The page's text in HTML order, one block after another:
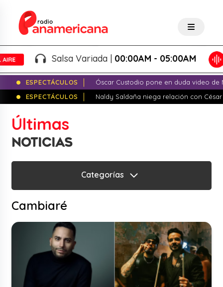
Salsa Variada |00:00AM - 05:00AM
ESPECTÁCULOS
Óscar Custodio pone en duda video de
ESPECTÁCULOS
Naldy Saldaña niega relación con
Últimas
NOTICIAS
Categorías
Cambiaré